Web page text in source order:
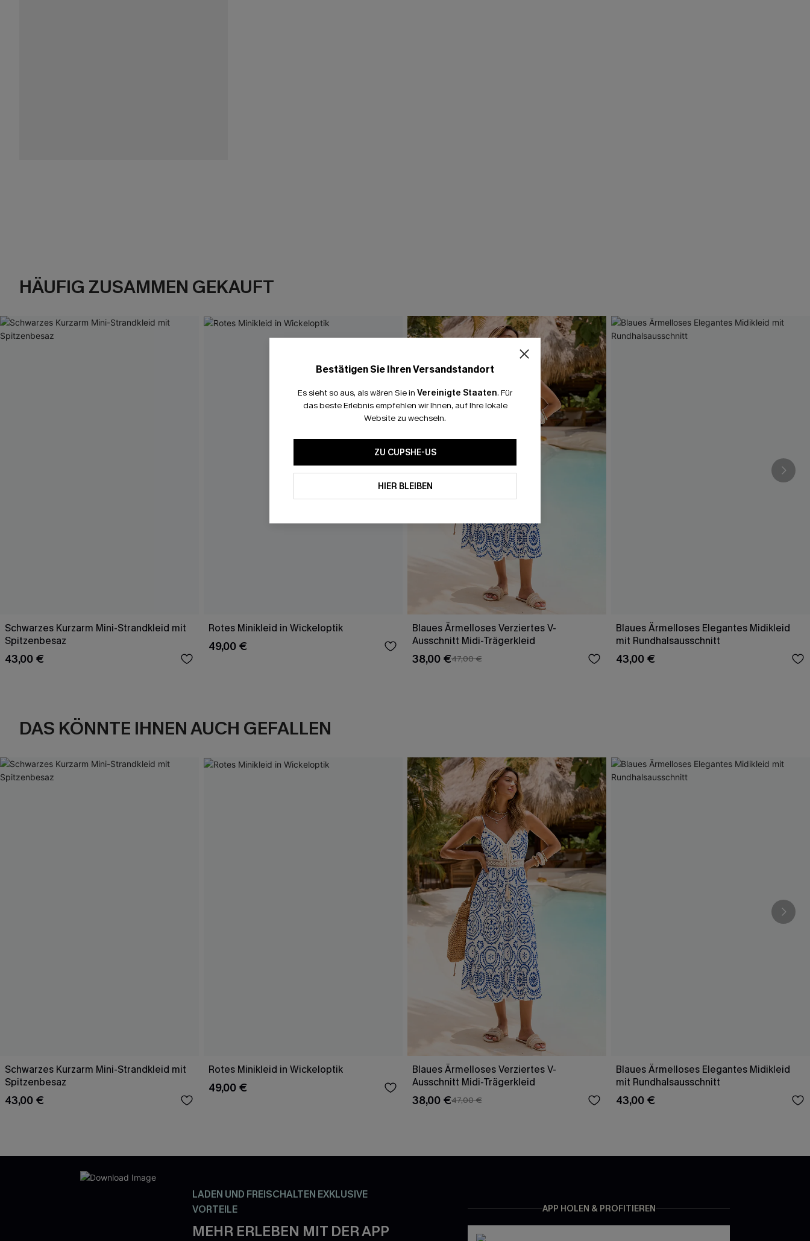
HÄUFIG ZUSAMMEN GEKAUFT
Schwarzes Kurzarm Mini-Strandkleid mit
Spitzenbesaz
43,00 €
Rotes Minikleid in Wickeloptik
49,00 €
Blaues Ärmelloses Verziertes V-
Ausschnitt Midi-Trägerkleid
38,00 €47,00 €
Blaues Ärmelloses Elegantes Midikleid
mit Rundhalsausschnitt
43,00 €
DAS KÖNNTE IHNEN AUCH GEFALLEN
Schwarzes Kurzarm Mini-Strandkleid mit
Spitzenbesaz
43,00 €
Rotes Minikleid in Wickeloptik
49,00 €
Blaues Ärmelloses Verziertes V-
Ausschnitt Midi-Trägerkleid
38,00 €47,00 €
Blaues Ärmelloses Elegantes Midikleid
mit Rundhalsausschnitt
43,00 €
LADEN UND FREISCHALTEN EXKLUSIVE
VORTEILE
MEHR ERLEBEN MIT DER APP
APP HOLEN & PROFITIEREN
Bestätigen Sie Ihren Versandstandort
Es sieht so aus, als wären Sie in Vereinigte Staaten. Für
das beste Erlebnis empfehlen wir Ihnen, auf Ihre lokale
Website zu wechseln.
ZU CUPSHE-US
HIER BLEIBEN